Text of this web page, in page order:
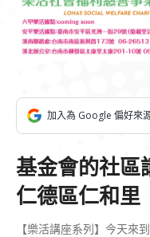
加入為 Google 偏好來
基金會的社區
仁德區仁和里
【樂活講座系列】今天來